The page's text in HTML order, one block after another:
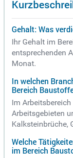
Gehalt: Was
Ihr Gehalt im
entsprechenden
Monat.
In welchen
Bereich
Im
Arbeitsgebieten
Kalksteinbrüche,
Welche
im Bereich